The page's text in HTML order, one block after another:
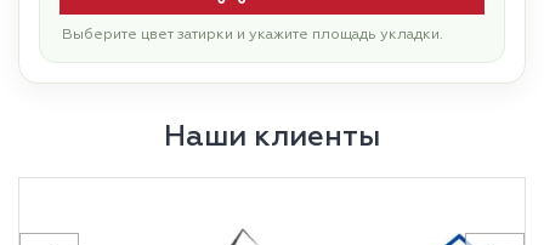
Выберите цвет затирки и укажите площадь укладки.
Наши клиенты